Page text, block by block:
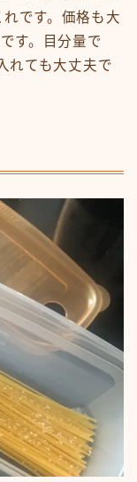
です。価格も大
す。目分量で
れても大丈夫で